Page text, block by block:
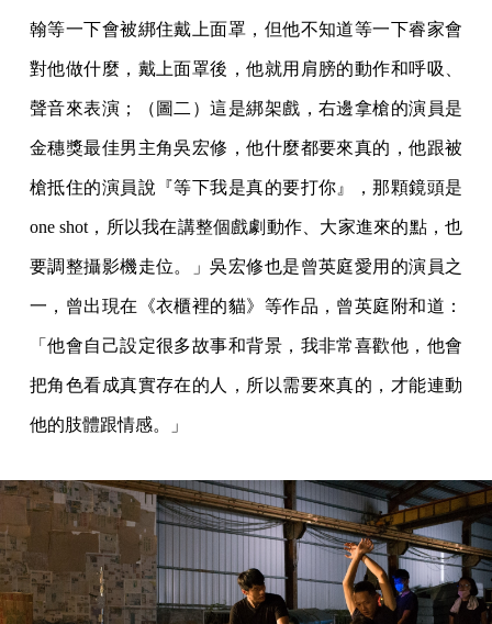
翰等一下會被綁住戴上面罩，但他不知道等一下睿家會
對他做什麼，戴上面罩後，他就用肩膀的動作和呼吸、
聲音來表演；（圖二）這是綁架戲，右邊拿槍的演員是
金穗獎最佳男主角吳宏修，他什麼都要來真的，他跟被
槍抵住的演員說『等下我是真的要打你』，那顆鏡頭是
one shot，所以我在講整個戲劇動作、大家進來的點，也
要調整攝影機走位。」吳宏修也是曾英庭愛用的演員之
一，曾出現在《衣櫃裡的貓》等作品，曾英庭附和道：
「他會自己設定很多故事和背景，我非常喜歡他，他會
把角色看成真實存在的人，所以需要來真的，才能連動
他的肢體跟情感。」